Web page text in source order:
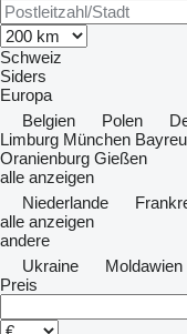
Schweiz
Siders
Europa
Belgien
Polen
Limburg München
Oranienburg Gießen
alle anzeigen
Niederlande
alle anzeigen
andere
Ukraine
Moldawien
Preis